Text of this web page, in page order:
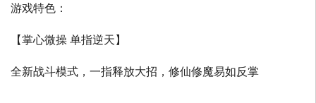
游戏特色：
【掌心微操 单指逆天】
全新战斗模式，一指释放大招，修仙修魔易如反掌